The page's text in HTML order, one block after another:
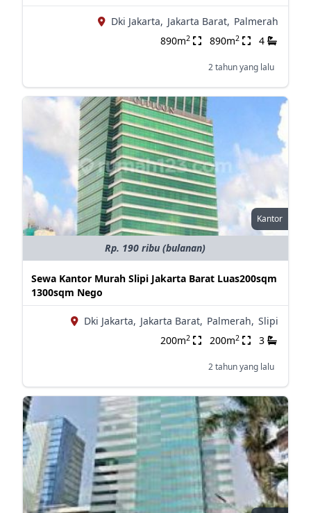
Dki Jakarta, Jakarta Barat, Palmerah
890m2 890m2 4
2 tahun yang lalu
Kantor
Rp. 190 ribu (bulanan)
Sewa Kantor Murah Slipi Jakarta Barat Luas200sqm
1300sqm Nego
Dki Jakarta, Jakarta Barat, Palmerah, Slipi
200m2 200m2 3
2 tahun yang lalu